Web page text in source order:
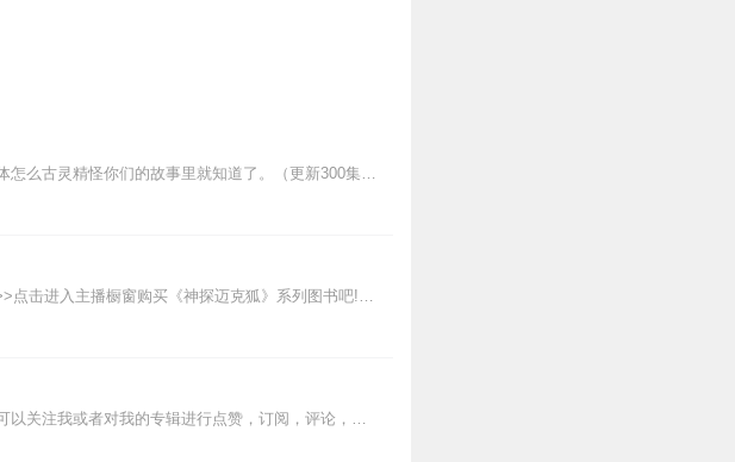
你们都知道库洛米吗？她可是一个非常古灵精怪的小家伙。具体怎么古灵精怪你们的故事里就知道了。（更新300集左右）
新专辑点击收听《神探迈克狐·怪盗归来篇｜多多罗》！！！>>>点击进入主播橱窗购买《神探迈克狐》系列图书吧!<<<多多罗故事【点击前往】收听多多罗其他好玩有趣的故...
大家好，我是媛宝，欢迎收听我的专辑，如果你喜欢的话，你可以关注我或者对我的专辑进行点赞，订阅，评论，投月票哟，谢谢啦！精彩开始啦！